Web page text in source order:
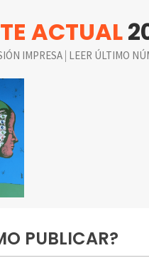
ACTUAL
IMPRESA | LEER ÚLTIMO
PUBLICAR?